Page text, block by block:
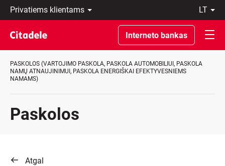
Privatiems
klientams
Verslo
klientams
Private
Banking
Apie
banką
lt
LT
EN
Interneto bankas
PASKOLOS (VARTOJIMO PASKOLA, PASKOLA AUTOMOBILIUI, PASKOLA
NAMŲ ATNAUJINIMUI, PASKOLA ENERGIŠKAI EFEKTYVESNIEMS
NAMAMS)
Paskolos
Atgal